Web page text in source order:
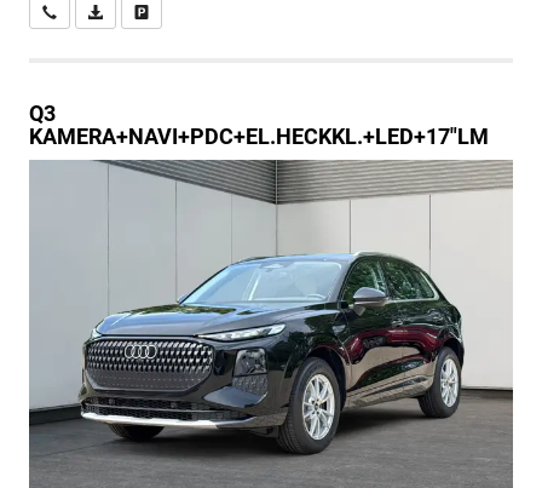
Wir rufen Sie anPDF-Datei, Fahrzeugexposé drucken
Q3
KAMERA+NAVI+PDC+EL.HECKKL.+LED+17"LM